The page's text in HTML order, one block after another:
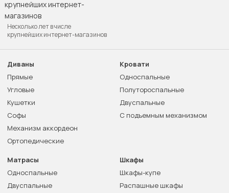
Несколько лет в числе
крупнейших интернет-магазинов
Диваны
Прямые
Угловые
Кушетки
Софы
Механизм аккордеон
Ортопедические
Кровати
Односпальные
Полутороспальные
Двуспальные
С подъемным механизмом
Матрасы
Односпальные
Двуспальные
Шкафы
Шкафы-купе
Распашные шкафы